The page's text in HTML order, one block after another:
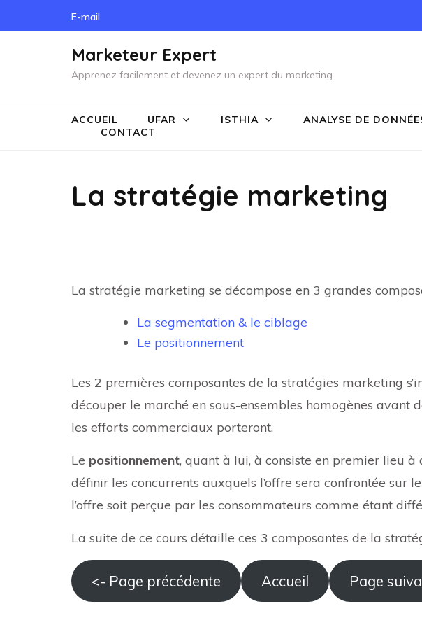
to
E-mail
Marketeur Expert
Apprenez facilement et devenez un expert du marketing
ACCUEIL UFAR ISTHIA ANALYSE DE
CONTACT
La stratégie marketing
La stratégie marketing se décompose en 3 grandes
La segmentation & le ciblage
Le positionnement
Les 2 premières composantes de la stratégies marketing
découper le marché en sous-ensembles homogènes avant
les efforts commerciaux porteront.
Le positionnement, quant à lui, à consiste en premier lieu
définir les concurrents auxquels l’offre sera confrontée sur
l’offre soit perçue par les consommateurs comme étant
La suite de ce cours détaille ces 3 composantes de la
<- Page précédente Accueil Page